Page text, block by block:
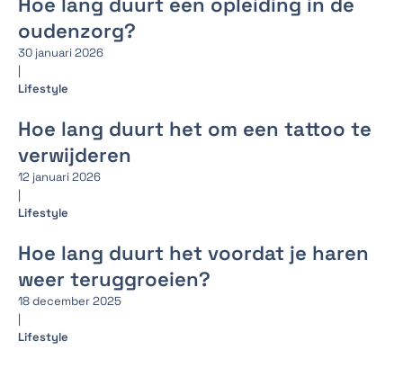
oudenzorg?
30 januari 2026
|
Lifestyle
Hoe lang duurt het om een tattoo te
verwijderen
12 januari 2026
|
Lifestyle
Hoe lang duurt het voordat je haren
weer teruggroeien?
18 december 2025
|
Lifestyle